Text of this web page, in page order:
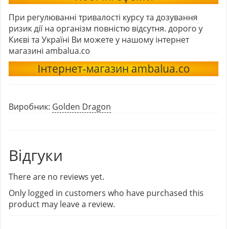
При регулюванні тривалості курсу та дозування
ризик дії на організм повністю відсутня. дорого у
Києві та Україні Ви можете у нашому інтернет
магазині ambalua.co
Інтернет-магазин ambalua.co
Виробник: Golden Dragon
Відгуки
There are no reviews yet.
Only logged in customers who have purchased this
product may leave a review.